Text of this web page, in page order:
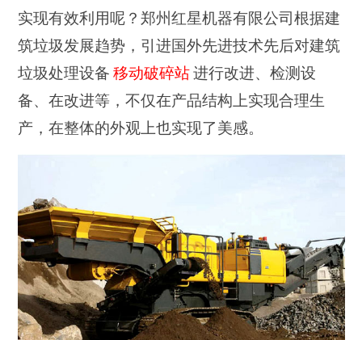
实现有效利用呢？郑州红星机器有限公司根据建
筑垃圾发展趋势，引进国外先进技术先后对建筑
垃圾处理设备 移动破碎站 进行改进、检测设
备、在改进等，不仅在产品结构上实现合理生
产，在整体的外观上也实现了美感。